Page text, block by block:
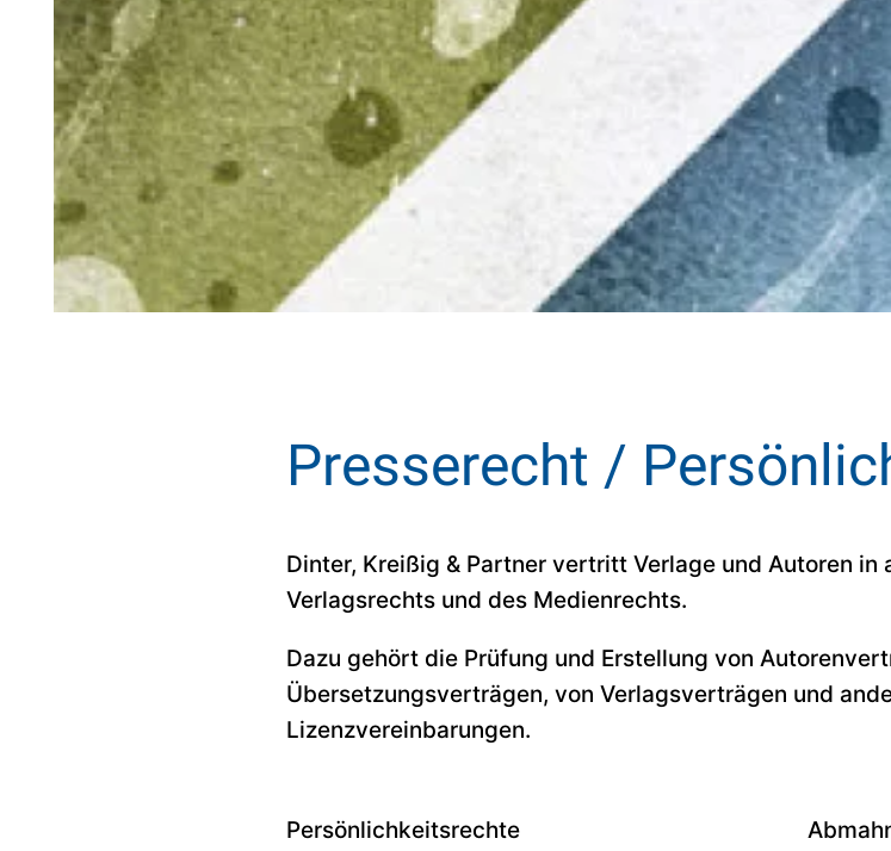
Presserecht /
Dinter, Kreißig & Partner vertritt Verlage und Autoren in
Verlagsrechts und des Medienrechts.
Dazu gehört die Prüfung und Erstellung von
Übersetzungsverträgen, von Verlagsverträgen und
Lizenzvereinbarungen.
Persönlichkeitsrechte